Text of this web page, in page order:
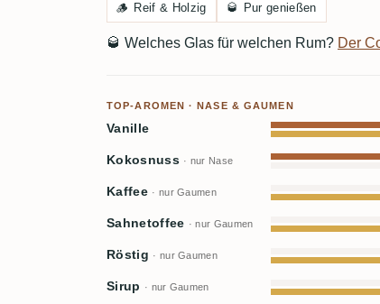
🪵 Reif & Holzig 🥃 Pur genießen
🥃 Welches Glas für welchen Rum? Der
TOP-AROMEN · NASE & GAUMEN
Vanille
Kokosnuss · nur Nase
Kaffee · nur Gaumen
Sahnetoffee · nur Gaumen
Röstig · nur Gaumen
Sirup · nur Gaumen